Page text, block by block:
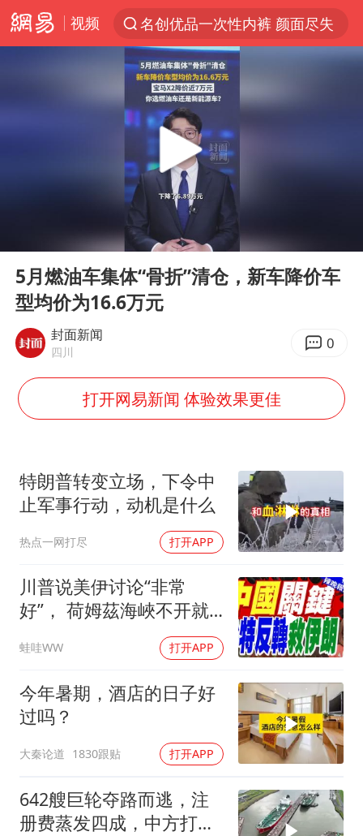
视频
名创优品一次性内裤 颜面尽失
解锁各地夏日限定体验
白海豚将正面袭击贯穿浙江
四川宜宾市珙县发生3.4级地震
黄金创今年来最大单周涨幅
香港宏福苑火灾或由烟头引起
浙江台州《告全体市民书》
媒体：“内容由AI生成”不是免责盾牌
女主硬加吻戏短剧已下架
郑丽文：台湾从来没有“独立”过
多个明星演唱会取消
万岁山接盘烂尾恒大文旅城
上海轮渡全线停航
人民的健康、体质、幸福一脉相承
Play
5月燃油车集体“骨折”清仓，新车降价车
型均价为16.6万元
封面新闻
四川 0
打开网易新闻 体验效果更佳
特朗普转变立场，下令中
止军事行动，动机是什么
热点一网打尽 打开APP
川普说美伊讨论“非常
好”， 荷姆茲海峽不开就
出重拳｜帅化民.孙大千.
谢寒冰｜辣晚报20260805
蛙哇WW 打开APP
今年暑期，酒店的日子好
过吗？
大秦论道 1830跟贴 打开APP
642艘巨轮夺路而逃，注
册费蒸发四成，中方打到